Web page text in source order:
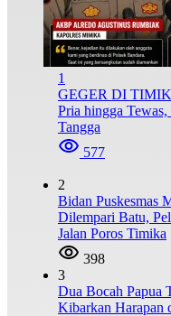
1
GEGER DI
Pria hingga
Tangga
577
2
Bidan Puskesmas
Dilempari Batu,
Jalan Poros Timika
398
3
Dua Bocah Papua
Kibarkan Harapan